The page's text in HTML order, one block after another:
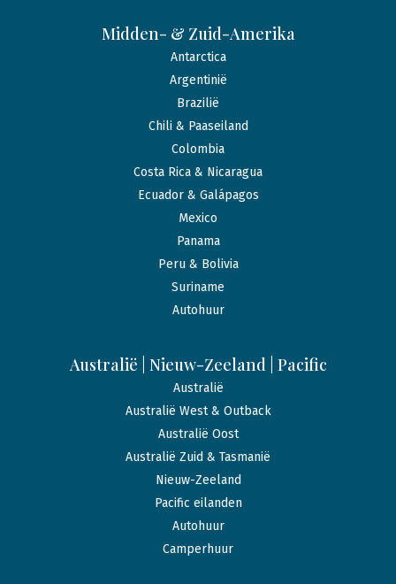
Midden- & Zuid-Amerika
Antarctica
Argentinië
Brazilië
Chili & Paaseiland
Colombia
Costa Rica & Nicaragua
Ecuador & Galápagos
Mexico
Panama
Peru & Bolivia
Suriname
Autohuur
Australië | Nieuw-Zeeland | Pacific
Australië
Australië West & Outback
Australië Oost
Australië Zuid & Tasmanië
Nieuw-Zeeland
Pacific eilanden
Autohuur
Camperhuur